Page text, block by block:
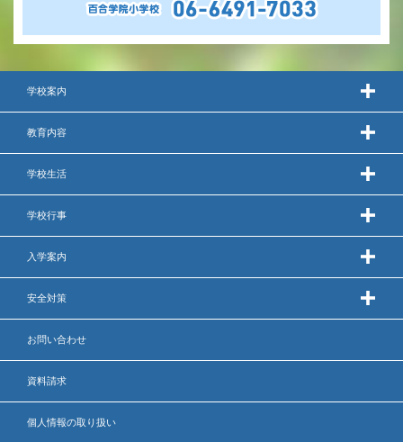
学校案内
教育内容
学校生活
学校行事
入学案内
安全対策
お問い合わせ
資料請求
個人情報の取り扱い
安全・防災教育
警報などの対応